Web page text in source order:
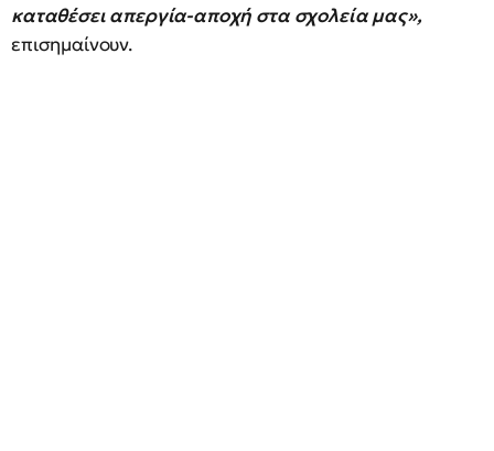
καταθέσει απεργία-αποχή στα σχολεία μας»,
επισημαίνουν.